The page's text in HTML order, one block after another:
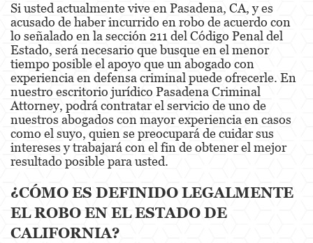
Agresión que causa lesiones corporales
graves
Asuntos Posteriores a la Condena
Anulando o Rechazando una Condena
Certificado de Rehabilitación
Eliminación de Antecedentes Penales
Libertad Condicional Bajo Palabra
Petición para Anular una Condena por
Asesinato
Sello de Registros de Arresto
Si usted actualmente vive en Pasadena, CA, y es
acusado de haber incurrido en robo de acuerdo con
lo señalado en la sección 211 del Código Penal del
Estado, será necesario que busque en el menor
tiempo posible el apoyo que un abogado con
experiencia en defensa criminal puede ofrecerle. En
nuestro escritorio jurídico Pasadena Criminal
Attorney, podrá contratar el servicio de uno de
nuestros abogados con mayor experiencia en casos
como el suyo, quien se preocupará de cuidar sus
intereses y trabajará con el fin de obtener el mejor
resultado posible para usted.
¿CÓMO ES DEFINIDO LEGALMENTE
EL ROBO EN EL ESTADO DE
CALIFORNIA?